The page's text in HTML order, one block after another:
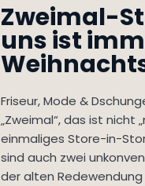
Zweimal-
uns ist
Friseur, Mode &
„Zweimal“, das ist nicht
einmaliges Store-in-
sind auch zwei
der alten Redewendung